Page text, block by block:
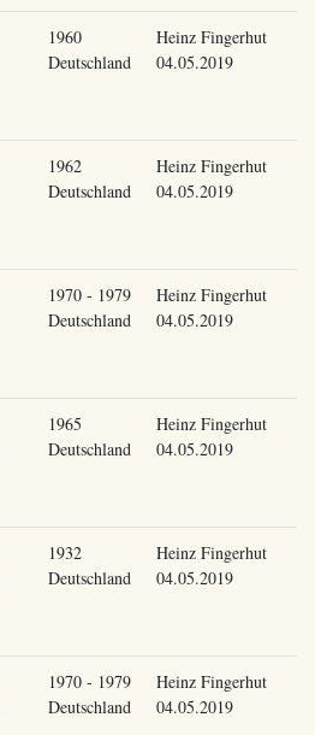
1960
Deutschland
Heinz Fingerhut
04.05.2019
1962
Deutschland
Heinz Fingerhut
04.05.2019
1970 - 1979
Deutschland
Heinz Fingerhut
04.05.2019
1965
Deutschland
Heinz Fingerhut
04.05.2019
1932
Deutschland
Heinz Fingerhut
04.05.2019
1970 - 1979
Deutschland
Heinz Fingerhut
04.05.2019